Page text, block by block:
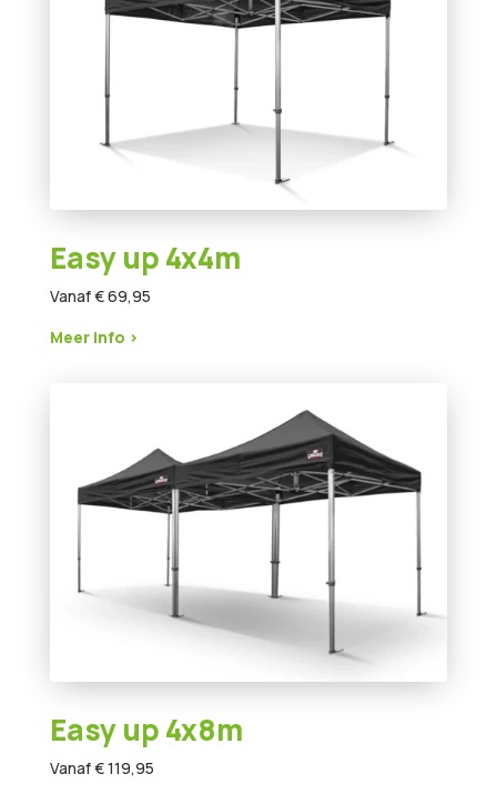
Easy up 4x4m
Vanaf € 69,95
Meer info >
Easy up 4x8m
Vanaf € 119,95